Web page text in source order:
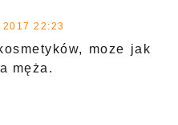
2017 22:23
moze jak
męża.